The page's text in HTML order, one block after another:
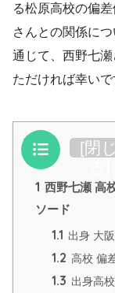
る松原高校の偏
さんとの関係に
通じて、西野七
ただければ幸いで
目次 [閉じ
1 西野七瀬 高
ソード
1.1 出身 大
1.2 高校 偏
1.3 出身高